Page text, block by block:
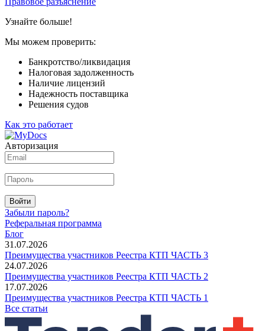
Узнайте больше!
Мы можем проверить:
Банкротство/ликвидация
Налоговая задолженность
Наличие лицензий
Надежность поставщика
Решения судов
Как это работает
Авторизация
Войти
Забыли пароль?
Реферальная программа
Блог
31.07.2026
Преимущества участников Реестра КТП ЧАСТЬ 3
24.07.2026
Преимущества участников Реестра КТП ЧАСТЬ 2
17.07.2026
Преимущества участников Реестра КТП ЧАСТЬ 1
Все статьи